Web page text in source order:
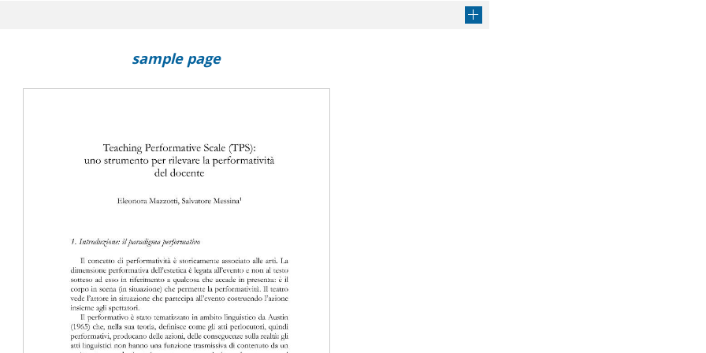
Get article
: per una didattica dell'"Esperimento mentale"
educazione, media
sample page